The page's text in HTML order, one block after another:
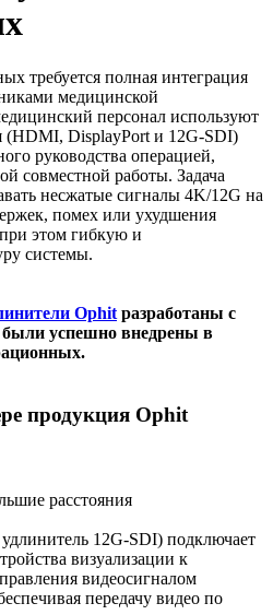
требуется полная интеграция
медицинской
персонал используют
(HDMI, DisplayPort и 12G-SDI)
руководства операцией,
совместной работы. Задача
несжатые сигналы 4K/12G на
помех или ухудшения
при этом гибкую и
системы.
Ophit разработаны с
были успешно внедрены в
продукция Ophit
расстояния
12G-SDI) подключает
визуализации к
видеосигналом
передачу видео по